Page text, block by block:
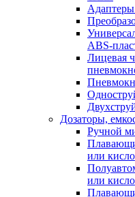
ABS-
Лицевая
Дозаторы,
Ручной
или
или